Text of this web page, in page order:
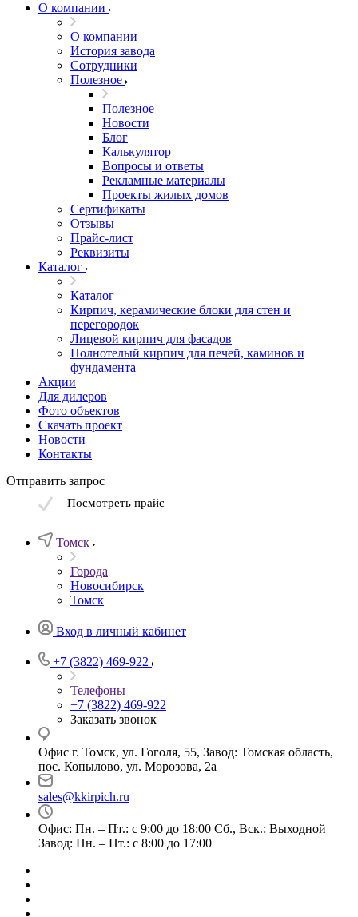
О компании
О компании
История завода
Сотрудники
Полезное
Полезное
Новости
Блог
Калькулятор
Вопросы и ответы
Рекламные материалы
Проекты жилых домов
Сертификаты
Отзывы
Прайс-лист
Реквизиты
Каталог
Каталог
Кирпич, керамические блоки для стен и
перегородок
Лицевой кирпич для фасадов
Полнотелый кирпич для печей, каминов и
фундамента
Акции
Для дилеров
Фото объектов
Скачать проект
Новости
Контакты
Отправить запрос
Посмотреть прайс
Томск
Города
Новосибирск
Томск
Вход в личный кабинет
+7 (3822) 469-922
Телефоны
+7 (3822) 469-922
Заказать звонок
Офис г. Томск, ул. Гоголя, 55, Завод: Томская область,
пос. Копылово, ул. Морозова, 2а
sales@kkirpich.ru
Офис: Пн. – Пт.: с 9:00 до 18:00 Сб., Вск.: Выходной
Завод: Пн. – Пт.: с 8:00 до 17:00